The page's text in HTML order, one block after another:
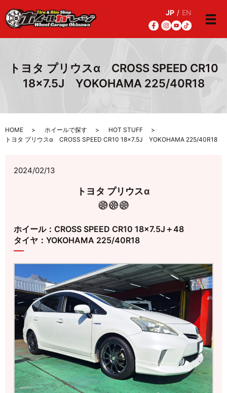
JP / EN
メ
トヨタ プリウスα CROSS SPEED CR10
18×7.5J YOKOHAMA 225/40R18
HOME ホイールで探す
HOT STUFF
トヨタ プリウスα CROSS SPEED CR10 18×7.5J YOKOHAMA 225/40R18
2024/02/13
トヨタ プリウスα
ホイール：CROSS SPEED CR10 18×7.5J＋48
タイヤ：YOKOHAMA 225/40R18